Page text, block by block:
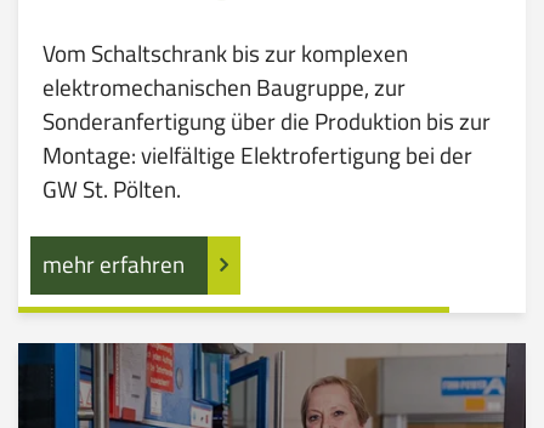
Vom Schaltschrank bis zur komplexen
elektromechanischen Baugruppe, zur
Sonderanfertigung über die Produktion bis zur
Montage: vielfältige Elektrofertigung bei der
GW St. Pölten.
mehr erfahren